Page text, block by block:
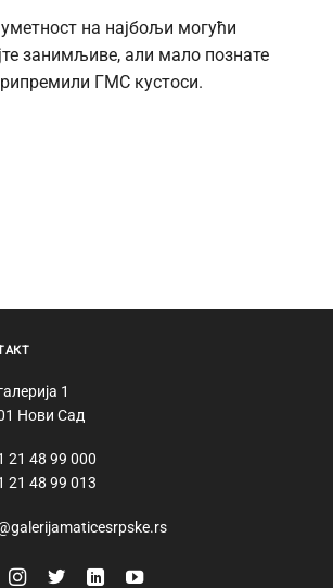
на најбољи могући
занимљиве, али мало познате
ГМС кустоси.
1
Нови Сад
21 48 99 000
21 48 99 013